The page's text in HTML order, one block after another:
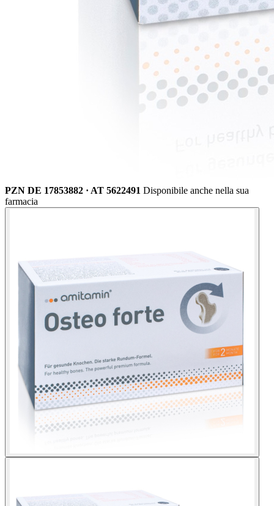
PZN DE 17853882 · AT 5622491 Disponibile anche nella sua
farmacia